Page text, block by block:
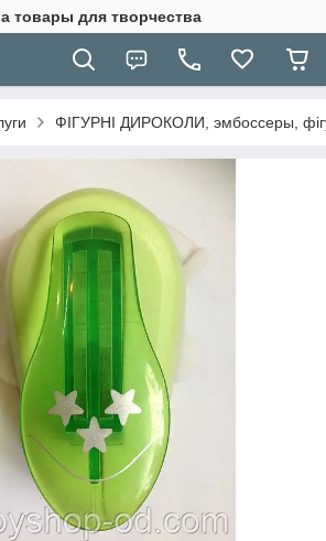
товары для творчества
ФІГУРНІ ДИРОКОЛИ, эмбоссеры,